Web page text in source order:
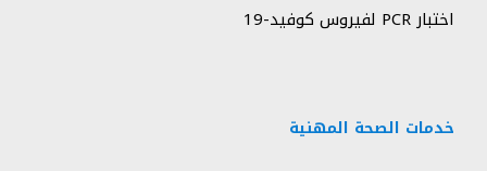
اختبار PCR لفيروس كوفيد-19
خدمات الصحة المهنية